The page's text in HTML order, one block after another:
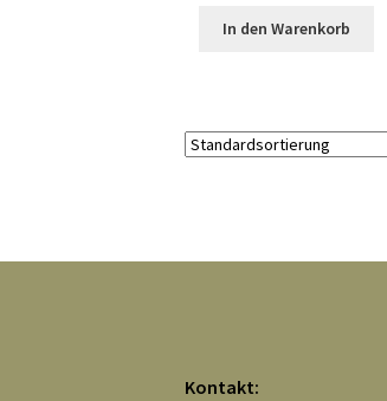
In den Warenkorb
Kontakt: